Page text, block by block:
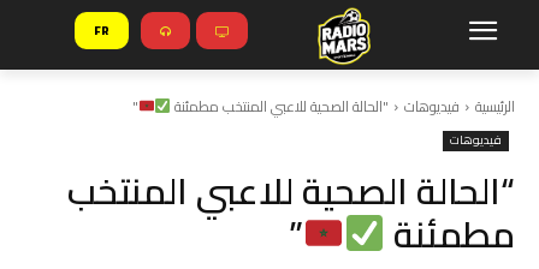
FR
الرئيسية فيديوهات "الحالة الصحية للاعبي المنتخب مطمئنة "
فيديوهات
“الحالة الصحية للاعبي المنتخب
مطمئنة ”